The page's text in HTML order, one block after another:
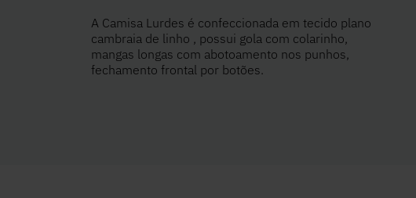
A Camisa Lurdes é confeccionada em tecido plano
cambraia de linho , possui gola com colarinho,
mangas longas com abotoamento nos punhos,
fechamento frontal por botões.